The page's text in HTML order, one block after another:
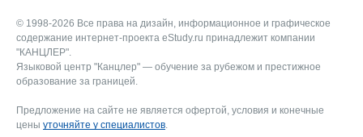
© 1998-2026 Все права на дизайн, информационное и графическое
содержание интернет-проекта eStudy.ru принадлежит компании
"КАНЦЛЕР".
Языковой центр "Канцлер" — обучение за рубежом и престижное
образование за границей.
Предложение на сайте не является офертой, условия и конечные
цены уточняйте у специалистов.